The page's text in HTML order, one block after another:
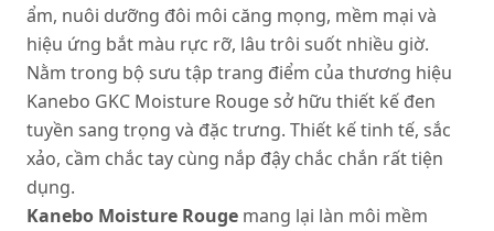
ẩm, nuôi dưỡng đôi môi căng mọng, mềm mại và
hiệu ứng bắt màu rực rỡ, lâu trôi suốt nhiều giờ.
Nằm trong bộ sưu tập trang điểm của thương hiệu
Kanebo GKC Moisture Rouge sở hữu thiết kế đen
tuyền sang trọng và đặc trưng. Thiết kế tinh tế, sắc
xảo, cầm chắc tay cùng nắp đậy chắc chắn rất tiện
dụng.
Kanebo Moisture Rouge mang lại làn môi mềm